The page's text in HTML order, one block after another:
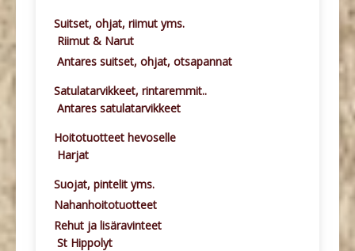
Suitset, ohjat, riimut yms.
Riimut & Narut
Antares suitset, ohjat, otsapannat
Satulatarvikkeet, rintaremmit..
Antares satulatarvikkeet
Hoitotuotteet hevoselle
Harjat
Suojat, pintelit yms.
Nahanhoitotuotteet
Rehut ja lisäravinteet
St Hippolyt